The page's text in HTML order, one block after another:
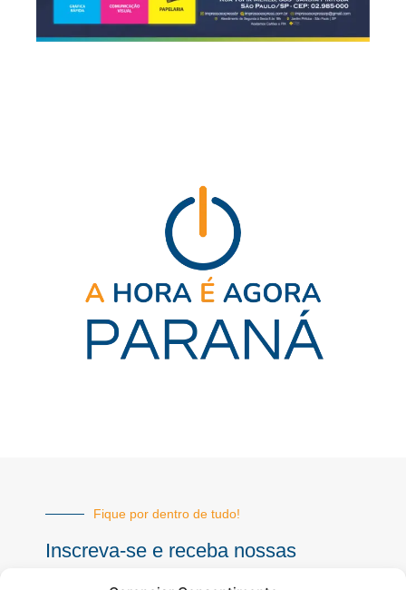
Fique por dentro de tudo!
Inscreva-se e receba nossas